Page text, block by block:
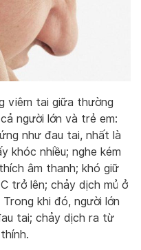
viêm tai giữa thường
người lớn và trẻ em:
như đau tai, nhất là
khóc nhiều; nghe kém
âm thanh; khó giữ
trở lên; chảy dịch mủ ở
khi đó, người lớn
tai; chảy dịch ra từ